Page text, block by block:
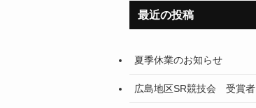
最近の投稿
夏季休業のお知らせ
広島地区SR競技会 受賞者